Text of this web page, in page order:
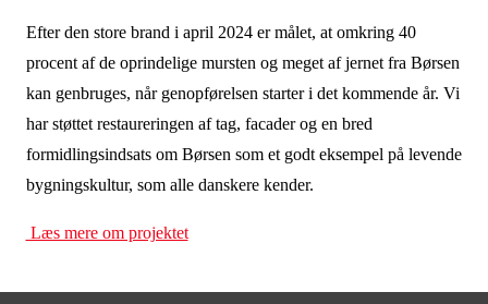
Efter den store brand i april 2024 er målet, at omkring 40
procent af de oprindelige mursten og meget af jernet fra Børsen
kan genbruges, når genopførelsen starter i det kommende år. Vi
har støttet restaureringen af tag, facader og en bred
formidlingsindsats om Børsen som et godt eksempel på levende
bygningskultur, som alle danskere kender.
Læs mere om projektet